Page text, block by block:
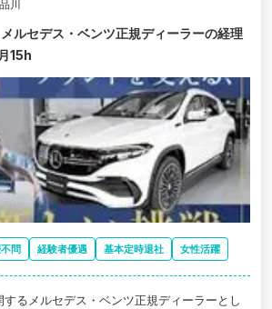
川
ルセデス・ベンツ正規ディーラーの経理
15h
問 経験者優遇 基本定時退社 女性活躍
るメルセデス・ベンツ正規ディーラーとし